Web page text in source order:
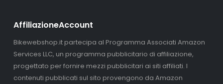
AffiliazioneAccount
Bikewebshop.it partecipa al Programma Associati Amazon
Services LLC, un programma pubblicitario di affiliazione,
progettato per fornire mezzi pubblicitari ai siti affiliati. I
contenuti pubblicati sul sito provengono da Amazon